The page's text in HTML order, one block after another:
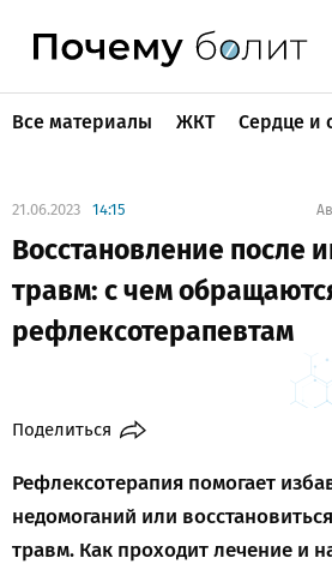
Все материалы ЖКТ Сердце и
21.06.2023 14:15
Восстановление после
травм: с чем
рефлексотерапевтам
Поделиться
Рефлексотерапия помогает
недомоганий или
травм. Как проходит лечение и